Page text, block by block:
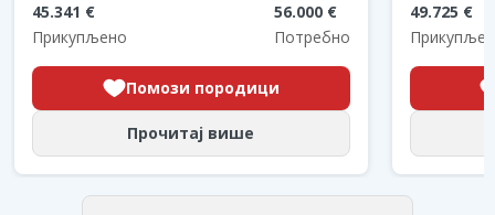
45.341 €
Прикупљено
56.000 €
Потребно
Помози породици
Прочитај више
49.725 €